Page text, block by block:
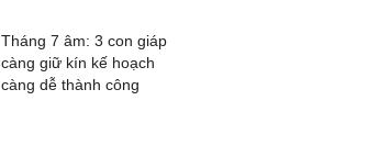
Tháng 7 âm: 3 con giáp
càng giữ kín kế hoạch
càng dễ thành công